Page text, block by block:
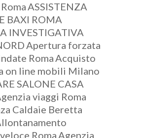
ASSISTENZA
BAXI ROMA
INVESTIGATIVA
Apertura forzata
RomaAcquisto
on line mobili Milano
SALONE CASA
viaggi Roma
Caldaie Beretta
RomaAgenzia